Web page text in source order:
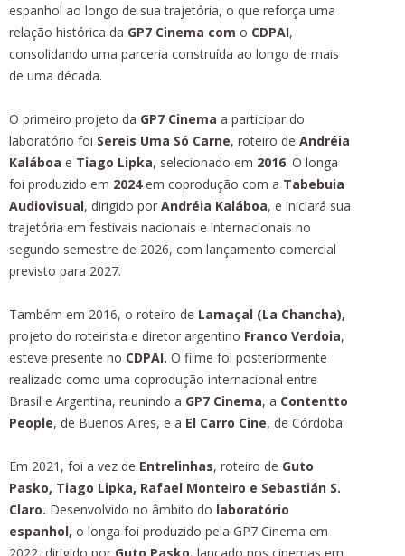
espanhol ao longo de sua trajetória, o que reforça uma
relação histórica da GP7 Cinema com o CDPAI,
consolidando uma parceria construída ao longo de mais
de uma década.
O primeiro projeto da GP7 Cinema a participar do
laboratório foi Sereis Uma Só Carne, roteiro de Andréia
Kaláboa e Tiago Lipka, selecionado em 2016. O longa
foi produzido em 2024em coprodução com a Tabebuia
Audiovisual, dirigido por Andréia Kaláboa, e iniciará sua
trajetória em festivais nacionais e internacionais no
segundo semestre de 2026, com lançamento comercial
previsto para 2027.
Também em 2016, o roteiro de Lamaçal (La Chancha),
projeto do roteirista e diretor argentino Franco Verdoia,
esteve presente no CDPAI. O filme foi posteriormente
realizado como uma coprodução internacional entre
Brasil e Argentina, reunindo a GP7 Cinema, a Contentto
People, de Buenos Aires, e a El Carro Cine, de Córdoba.
Em 2021, foi a vez de Entrelinhas, roteiro de Guto
Pasko, Tiago Lipka, Rafael Monteiro e Sebastián S.
Claro. Desenvolvido no âmbito do laboratório
espanhol, o longa foi produzido pela GP7 Cinema em